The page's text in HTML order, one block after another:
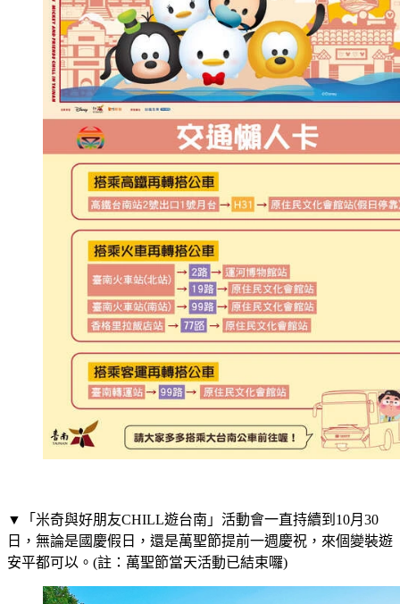
▼「米奇與好朋友CHILL遊台南」活動會一直持續到10月30
日，無論是國慶假日，還是萬聖節提前一週慶祝，來個變裝遊
安平都可以。(註：萬聖節當天活動已結束囉)